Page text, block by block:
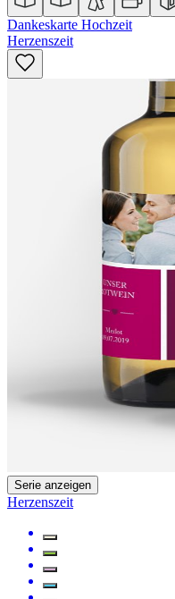
Dankeskarte Hochzeit
Herzenszeit
Serie anzeigen
Herzenszeit